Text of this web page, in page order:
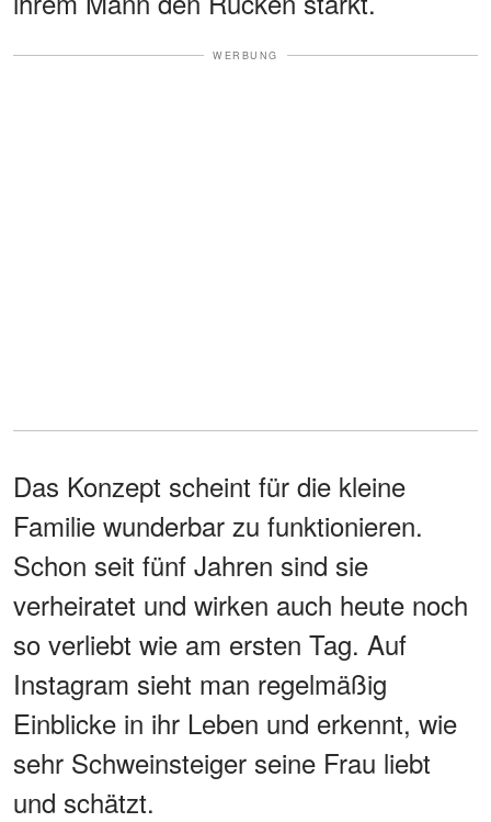
WERBUNG
Das Konzept scheint für die kleine
Familie wunderbar zu funktionieren.
Schon seit fünf Jahren sind sie
verheiratet und wirken auch heute noch
so verliebt wie am ersten Tag. Auf
Instagram sieht man regelmäßig
Einblicke in ihr Leben und erkennt, wie
sehr Schweinsteiger seine Frau liebt
und schätzt.